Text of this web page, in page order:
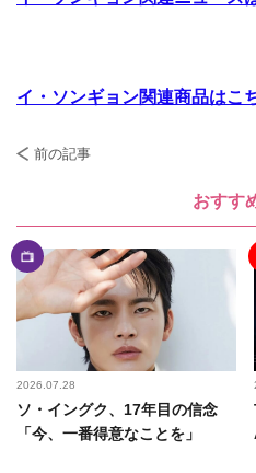
イ・ソンギョン関連商品はこ
前の記事
おすす
2026.07.28
ソ・イングク、17年目の信念
「今、一番得意なことを」